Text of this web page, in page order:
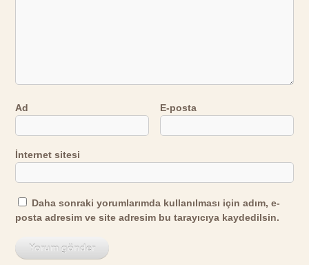
Ad E-posta
İnternet sitesi
Daha sonraki yorumlarımda kullanılması için adım, e-
posta adresim ve site adresim bu tarayıcıya kaydedilsin.